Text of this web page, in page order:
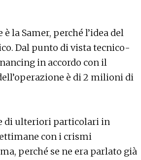
la Samer, perché l’idea del
Dal punto di vista tecnico-
in accordo con il
è di 2 milioni di
di ulteriori particolari in
con i crismi
perché se ne era parlato già